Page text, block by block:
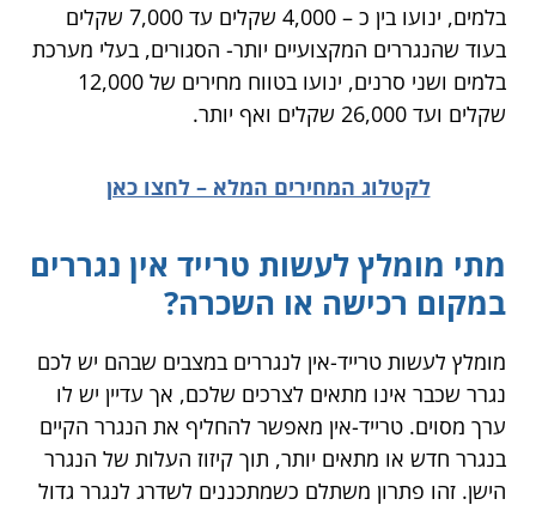
בלמים, ינועו בין כ – 4,000 שקלים עד 7,000 שקלים
בעוד שהנגררים המקצועיים יותר- הסגורים, בעלי מערכת
בלמים ושני סרנים, ינועו בטווח מחירים של 12,000
שקלים ועד 26,000 שקלים ואף יותר.
לקטלוג המחירים המלא – לחצו כאן
מתי מומלץ לעשות טרייד אין נגררים
במקום רכישה או השכרה?
מומלץ לעשות טרייד-אין לנגררים במצבים שבהם יש לכם
נגרר שכבר אינו מתאים לצרכים שלכם, אך עדיין יש לו
ערך מסוים. טרייד-אין מאפשר להחליף את הנגרר הקיים
בנגרר חדש או מתאים יותר, תוך קיזוז העלות של הנגרר
הישן. זהו פתרון משתלם כשמתכננים לשדרג לנגרר גדול